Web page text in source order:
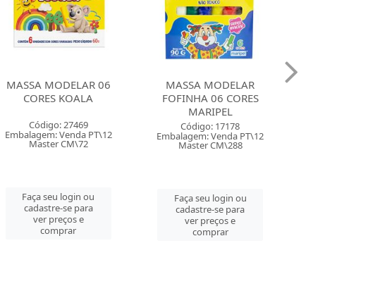
MASSA MODELAR
FOFINHA 06 CORES
Código: 17178
Embalagem: Venda PT\12
Master CM\288
Faça seu login ou
cadastre-se para
ver preços e
comprar
MASSA MODELAR
FOFINHA 12 CORES
MARIPEL
Código: 17177
Embalagem: Venda PT\12
Master CM\72
Faça seu login ou
cadastre-se para
ver preços e
comprar